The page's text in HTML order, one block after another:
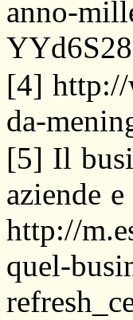
anno-
[4] http://
da-
[5] Il
aziende
http://
quel-